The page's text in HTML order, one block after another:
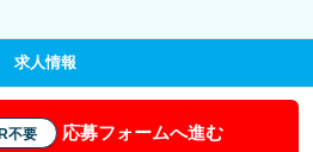
求人情報
不要 応募フォームへ進む